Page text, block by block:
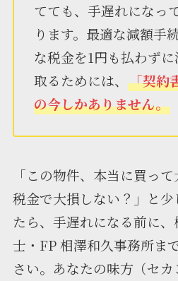
てても、手遅れになっ
ります。最適な減額手
な税金を1円も払わず
取るためには、「契約
の今しかありません。
「この物件、本当に買っ
税金で大損しない？」と
たら、手遅れになる前に
士・FP 相澤和久事務所ま
さい。あなたの味方（セ